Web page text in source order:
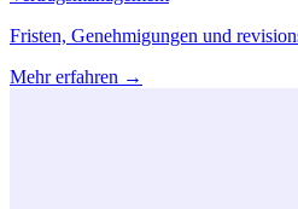
Fristen, Genehmigungen und
Mehr erfahren →